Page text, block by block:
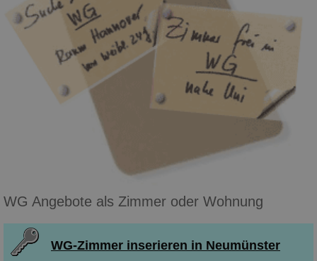
WG Angebote als Zimmer oder Wohnung
WG-Zimmer inserieren in Neumünster